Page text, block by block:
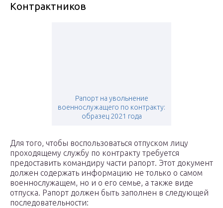
Контрактников
Рапорт на увольнение
военнослужащего по контракту:
образец 2021 года
Для того, чтобы воспользоваться отпуском лицу
проходящему службу по контракту требуется
предоставить командиру части рапорт. Этот документ
должен содержать информацию не только о самом
военнослужащем, но и о его семье, а также виде
отпуска. Рапорт должен быть заполнен в следующей
последовательности: